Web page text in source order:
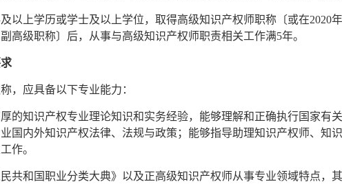
以上学历或学士及以上学位，取得高级知识产权师职称〔或在
高级职称〕后，从事与高级知识产权师职责相关工作满5年。
，应具备以下专业能力：
的知识产权专业理论知识和实务经验，能够理解和正确执行国家有
国内外知识产权法律、法规与政策；能够指导助理知识产权师、知
作。
共和国职业分类大典》以及正高级知识产权师从事专业领域特点，